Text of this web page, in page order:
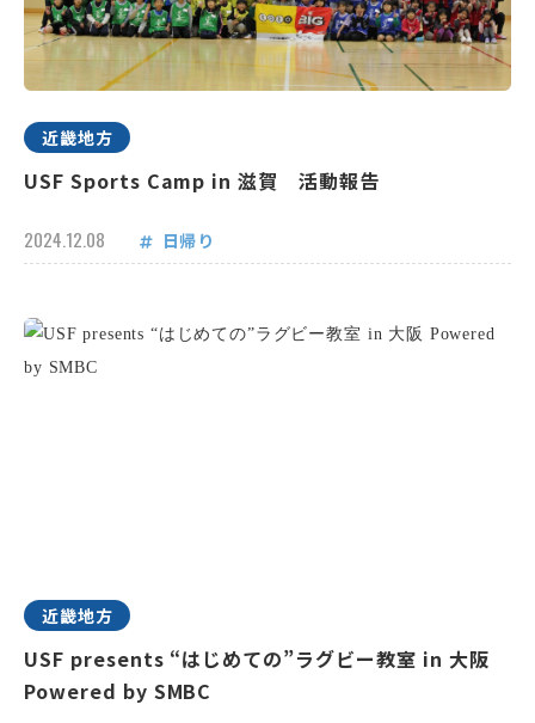
近畿地方
USF Sports Camp in 滋賀 活動報告
2024.12.08 日帰り
近畿地方
USF presents “はじめての”ラグビー教室 in 大阪
Powered by SMBC